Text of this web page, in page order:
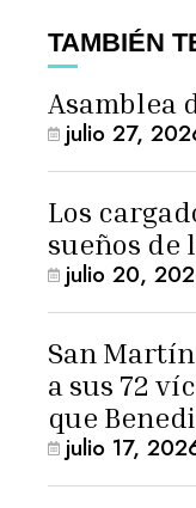
TAMBIÉN
Asamblea
julio 27,
Los
sueños de
julio 20,
San
a sus 72
que
arresto
julio 17,